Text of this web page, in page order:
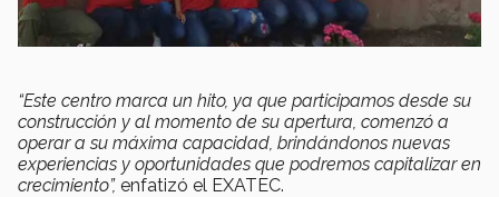
“Este centro marca un hito, ya que participamos desde su
construcción y al momento de su apertura, comenzó a
operar a su máxima capacidad, brindándonos nuevas
experiencias y oportunidades que podremos capitalizar en
crecimiento”, enfatizó el EXATEC.